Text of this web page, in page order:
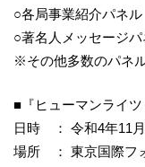
○各局事業紹介パネル
○著名人メッセージ
※その他多数のパネ
■『ヒューマンライ
日時 ： 令和4年11
場所 ： 東京国際フ